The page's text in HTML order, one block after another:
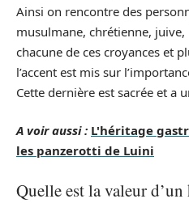
Ainsi on rencontre des
musulmane, chrétienne,
chacune de ces croyances et
l’accent est mis sur
Cette dernière est sacrée et a
A voir aussi : L'héritage
les panzerotti de Luini
Quelle est la valeur